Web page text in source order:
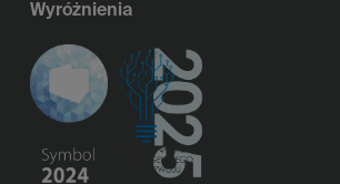
Wyróżnienia